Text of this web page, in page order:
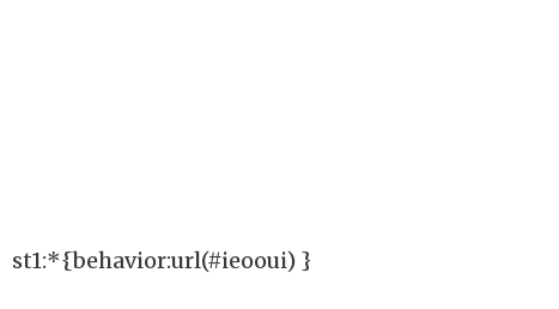
st1:*{behavior:url(#ieooui) }